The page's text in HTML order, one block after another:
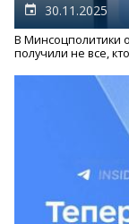
30.11.2025
В Минсоцполитики
получили не все,